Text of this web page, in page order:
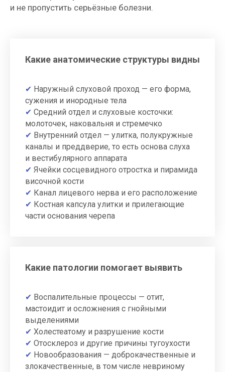
и не пропустить серьёзные болезни.
Какие анатомические структуры видны
✔ Наружный слуховой проход — его форма,
сужения и инородные тела
✔ Средний отдел и слуховые косточки:
молоточек, наковальня и стремечко
✔ Внутренний отдел — улитка, полукружные
каналы и преддверие, то есть основа слуха
и вестибулярного аппарата
✔ Ячейки сосцевидного отростка и пирамида
височной кости
✔ Канал лицевого нерва и его расположение
✔ Костная капсула улитки и прилегающие
части основания черепа
Какие патологии помогает выявить
✔ Воспалительные процессы — отит,
мастоидит и осложнения с гнойными
выделениями
✔ Холестеатому и разрушение кости
✔ Отосклероз и другие причины тугоухости
✔ Новообразования — доброкачественные и
злокачественные, в том числе невриному
сустава.Часто диагностику назначают
Чаще всего человек приходит на КТ
чувство давления, головокружение,
ухудшение слуха, гнойные выделения. Эти
симптомы могут говорить о разных
болезнях, и точно различить
их позволяет именно компьютерная
томография.
Исследование назначается
в следующих случаях:
Хронический отит и мастоидит —
воспаление среднего отдела
Тугоухость и ухудшение слуха без
явной причины, особенно
односторонние
Врождённые аномалии развития
повреждения кости, орбиты,
основания черепа
Слуховые расстройства неясной
этиологии и шум в ушах
Подготовка к хирургическому
вмешательству и контроль после
операции